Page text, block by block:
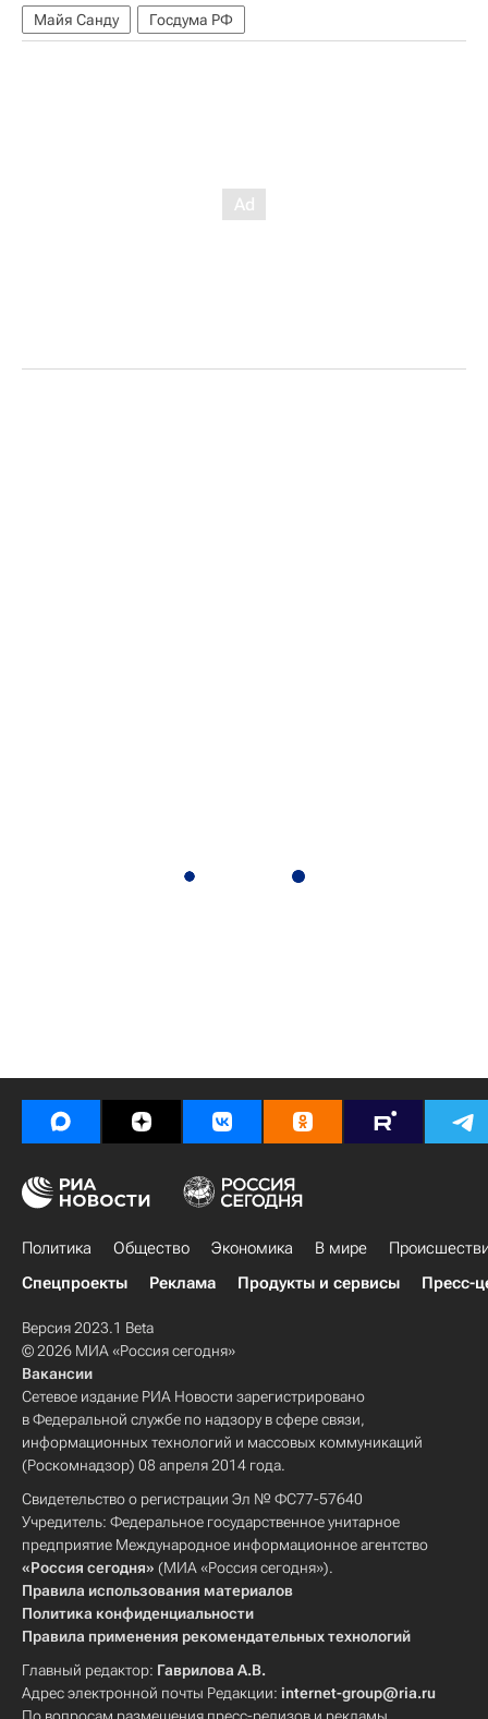
Майя Санду
Госдума РФ
Политика Общество Экономика В мире
Спецпроекты
Реклама Продукты и сервисы Пресс-
Версия 2023.1 Beta
© 2026 МИА «Россия сегодня»
Вакансии
Сетевое издание РИА Новости зарегистрировано
в Федеральной службе по надзору в сфере связи,
информационных технологий и массовых коммуникаций
(Роскомнадзор) 08 апреля 2014 года.
Свидетельство о регистрации Эл № ФС77-57640
Учредитель: Федеральное государственное унитарное
предприятие Международное информационное агентство
«Россия сегодня» (МИА «Россия сегодня»).
Правила использования материалов
Политика конфиденциальности
Правила применения рекомендательных технологий
Главный редактор: Гаврилова А.В.
Адрес электронной почты Редакции: internet-group@ria.ru